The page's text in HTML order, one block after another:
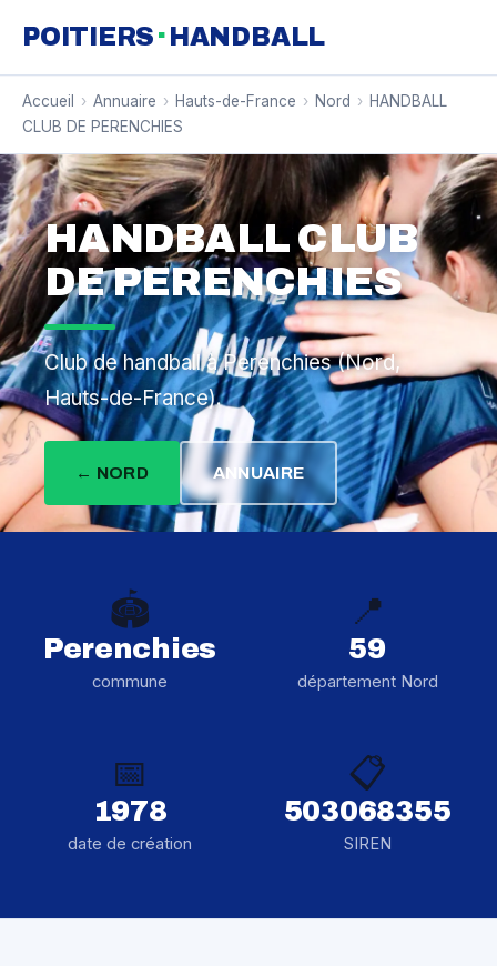
POITIERS · HANDBALL
Accueil › Annuaire › Hauts-de-France › Nord › HANDBALL
CLUB DE PERENCHIES
HANDBALL CLUB
DE PERENCHIES
Club de handball à Perenchies (Nord,
Hauts-de-France).
← NORD ANNUAIRE
🏟️
Perenchies
commune
📍
59
département Nord
📅
1978
date de création
📋
503068355
SIREN